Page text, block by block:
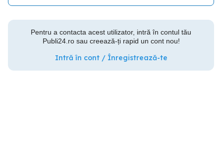
Pentru a contacta acest utilizator, intră în contul tău
Publi24.ro sau creează-ți rapid un cont nou!
Intră în cont / Înregistrează-te